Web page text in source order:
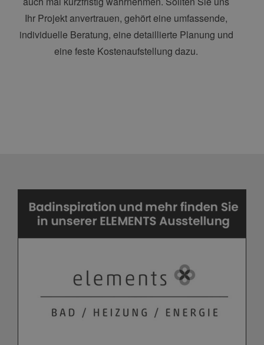
Ihr Projekt anvertrauen, gehört eine umfassende,
individuelle Beratung, eine detaillierte Planung und
eine feste Kostenaufstellung dazu.